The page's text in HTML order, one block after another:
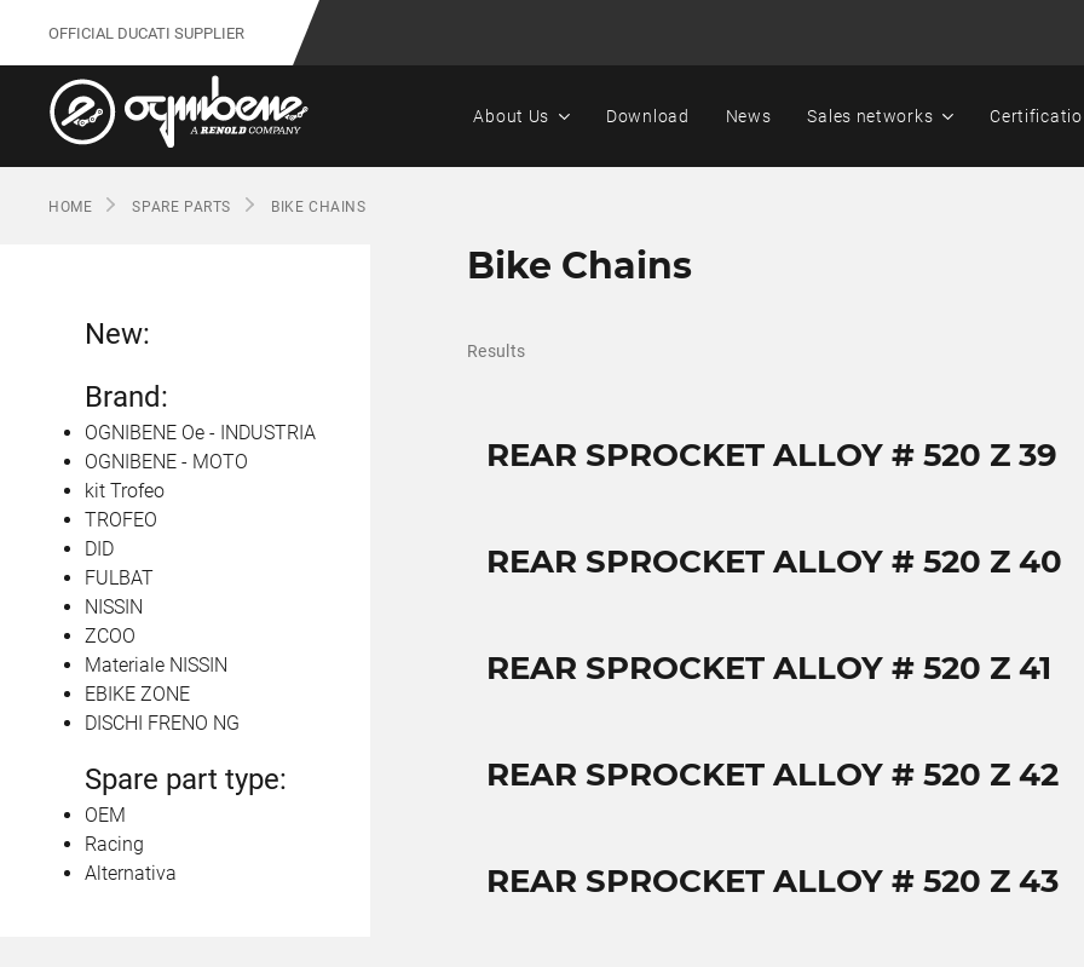
OFFICIAL DUCATI SUPPLIER
About Us Download News Sales networks
HOME SPARE PARTS BIKE CHAINS
Bike Chains
Results
REAR SPROCKET ALLOY # 520 Z 39
REAR SPROCKET ALLOY # 520 Z 40
REAR SPROCKET ALLOY # 520 Z 41
REAR SPROCKET ALLOY # 520 Z 42
REAR SPROCKET ALLOY # 520 Z 43
New:
Brand:
OGNIBENE Oe - INDUSTRIA
OGNIBENE - MOTO
kit Trofeo
TROFEO
DID
FULBAT
NISSIN
ZCOO
Materiale NISSIN
EBIKE ZONE
DISCHI FRENO NG
Spare part type:
OEM
Racing
Alternativa